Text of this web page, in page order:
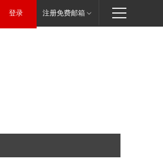
登录 注册免费邮箱